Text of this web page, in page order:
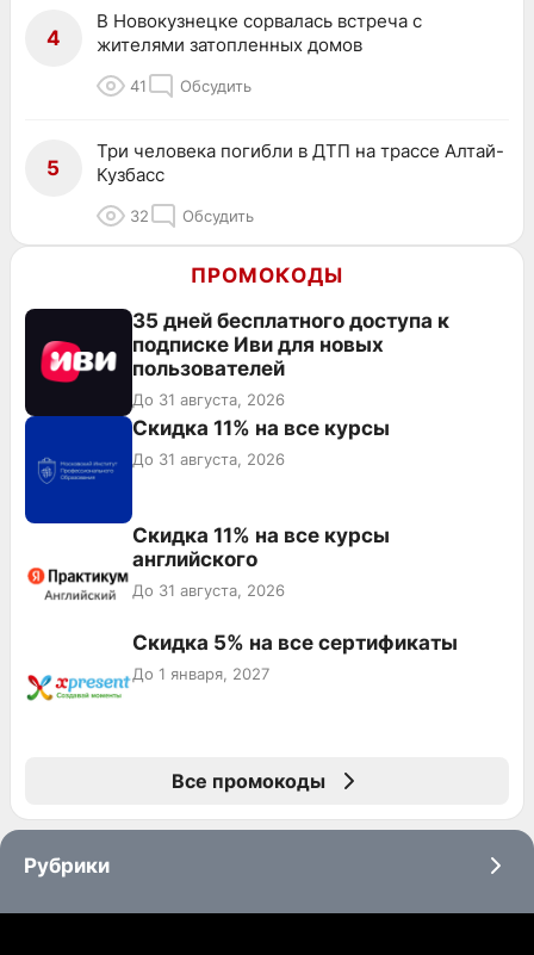
4
В Новокузнецке сорвалась встреча с
жителями затопленных домов
41 Обсудить
5
Три человека погибли в ДТП на трассе Алтай-
Кузбасс
32 Обсудить
ПРОМОКОДЫ
35 дней бесплатного доступа к
подписке Иви для новых
пользователей
До 31 августа, 2026
Скидка 11% на все курсы
До 31 августа, 2026
Скидка 11% на все курсы
английского
До 31 августа, 2026
Скидка 5% на все сертификаты
До 1 января, 2027
Все промокоды
Рубрики